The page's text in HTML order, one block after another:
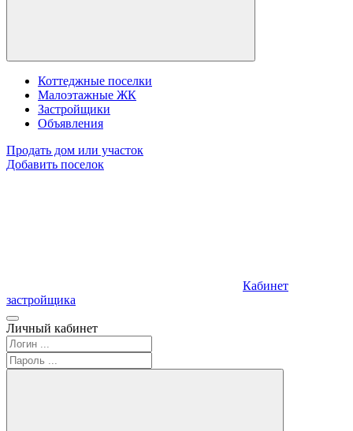
Коттеджные поселки
Малоэтажные ЖК
Застройщики
Объявления
Продать дом или участок
Добавить поселок
Кабинет
застройщика
Личный кабинет